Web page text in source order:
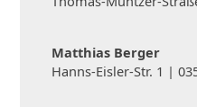
Matthias Berger
Hanns-Eisler-Str. 1 |